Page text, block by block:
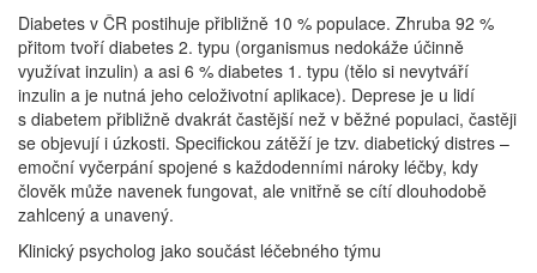
Diabetes v ČR postihuje přibližně 10 % populace. Zhruba 92 %
přitom tvoří diabetes 2. typu (organismus nedokáže účinně
využívat inzulin) a asi 6 % diabetes 1. typu (tělo si nevytváří
inzulin a je nutná jeho celoživotní aplikace). Deprese je u lidí
s diabetem přibližně dvakrát častější než v běžné populaci, častěji
se objevují i úzkosti. Specifickou zátěží je tzv. diabetický distres –
emoční vyčerpání spojené s každodenními nároky léčby, kdy
člověk může navenek fungovat, ale vnitřně se cítí dlouhodobě
zahlcený a unavený.
Klinický psycholog jako součást léčebného týmu